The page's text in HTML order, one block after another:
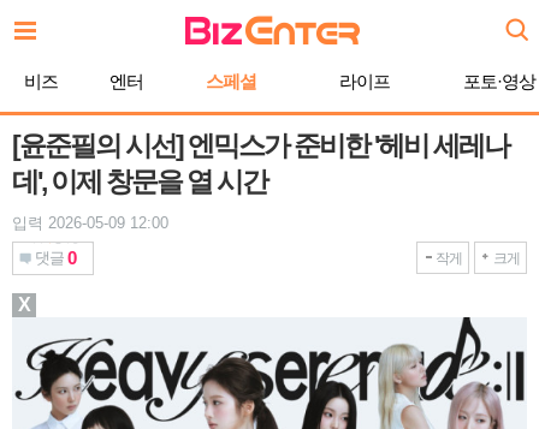
문
기
비즈 엔터 스페셜 라이프 포토·영상
[윤준필의 시선] 엔믹스가 준비한 '헤비 세레나
데', 이제 창문을 열 시간
입력 2026-05-09 12:00
댓글 0 작게 크게
X